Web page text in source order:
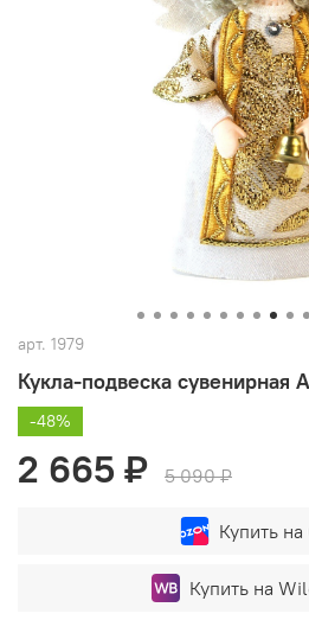
арт. 1979
Кукла-подвеска сувенирная
-48%
2 665 ₽ 5 090 ₽
Купить на
Купить на